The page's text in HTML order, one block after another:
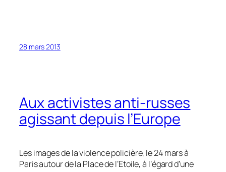
28 mars 2013
Aux activistes anti-russes
agissant depuis l’Europe
Les images de la violence policière, le 24 mars à
Paris autour de la Place de l’Etoile, à l’égard d’une